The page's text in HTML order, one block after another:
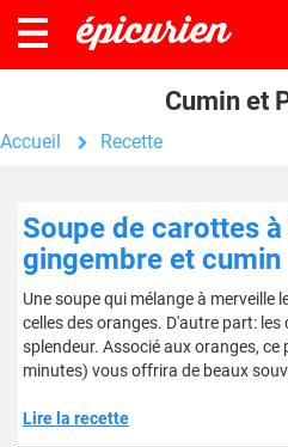
Cumin et
Accueil Recette
Soupe de carottes à
gingembre et cumin
Une soupe qui mélange à merveille
celles des oranges. D'autre part:
splendeur. Associé aux oranges,
minutes) vous offrira de beaux
Lire la recette